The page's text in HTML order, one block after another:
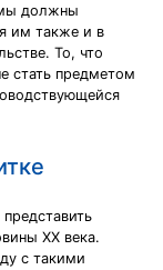
мы должны
им также и в
То, что
стать предметом
ХХ века.
с такими